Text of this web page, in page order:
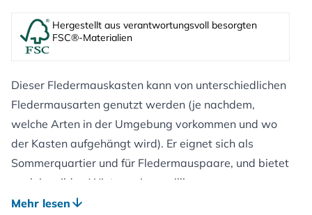
Hergestellt aus verantwortungsvoll besorgten
FSC®-Materialien
Dieser Fledermauskasten kann von unterschiedlichen
Fledermausarten genutzt werden (je nachdem,
welche Arten in der Umgebung vorkommen und wo
der Kasten aufgehängt wird). Er eignet sich als
Sommerquartier und für Fledermauspaare, und bietet
auch in milden Wintern einen willkommenen
Unterschlupf.
Mehr lesen